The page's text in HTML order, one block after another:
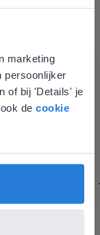
marketing
persoonlijker
of bij 'Details' je
de cookie
een
voor het
en de
kan niets ter
Hier